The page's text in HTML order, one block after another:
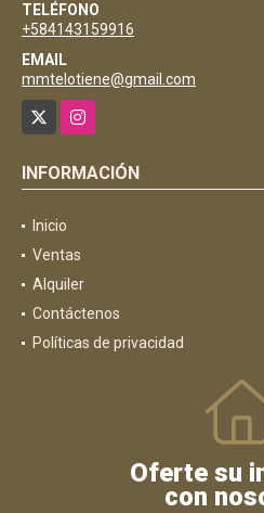
TELÉFONO
+584143159916
EMAIL
mmtelotiene@gmail.com
Instagram
INFORMACIÓN
Inicio
Ventas
Alquiler
Contáctenos
Políticas de privacidad
Oferte su
con